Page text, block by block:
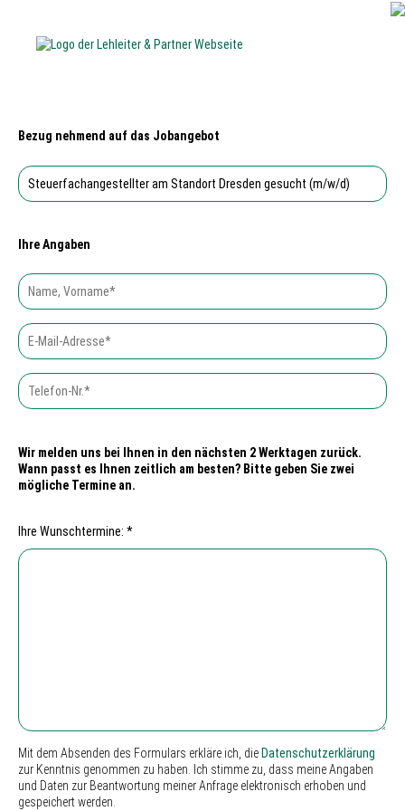
Bezug nehmend auf das Jobangebot
Ihre Angaben
Wir melden uns bei Ihnen in den nächsten 2 Werktagen zurück.
Wann passt es Ihnen zeitlich am besten? Bitte geben Sie zwei
mögliche Termine an.
Ihre Wunschtermine: *
Mit dem Absenden des Formulars erkläre ich, die Datenschutzerklärung
zur Kenntnis genommen zu haben. Ich stimme zu, dass meine Angaben
und Daten zur Beantwortung meiner Anfrage elektronisch erhoben und
gespeichert werden.